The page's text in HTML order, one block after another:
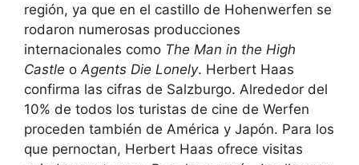
región, ya que en el castillo de Hohenwerfen se
rodaron numerosas producciones
internacionales como The Man in the High
Castle o Agents Die Lonely. Herbert Haas
confirma las cifras de Salzburgo. Alrededor del
10% de todos los turistas de cine de Werfen
proceden también de América y Japón. Para los
que pernoctan, Herbert Haas ofrece visitas